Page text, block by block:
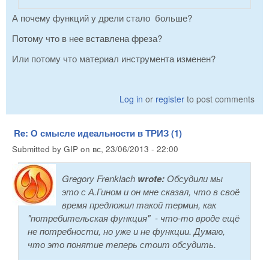
А почему функций у дрели стало больше?
Потому что в нее вставлена фреза?
Или потому что материал инструмента изменен?
Log in or register to post comments
Re: О смысле идеальности в ТРИЗ (1)
Submitted by GIP on вс, 23/06/2013 - 22:00
Gregory Frenklach wrote:Обсудили мы
это с А.Гином и он мне сказал, что в своё
время предложил такой термин, как
"потребительская функция" - что-то вроде ещё
не потребности, но уже и не функции. Думаю,
что это понятие теперь стоит обсудить.